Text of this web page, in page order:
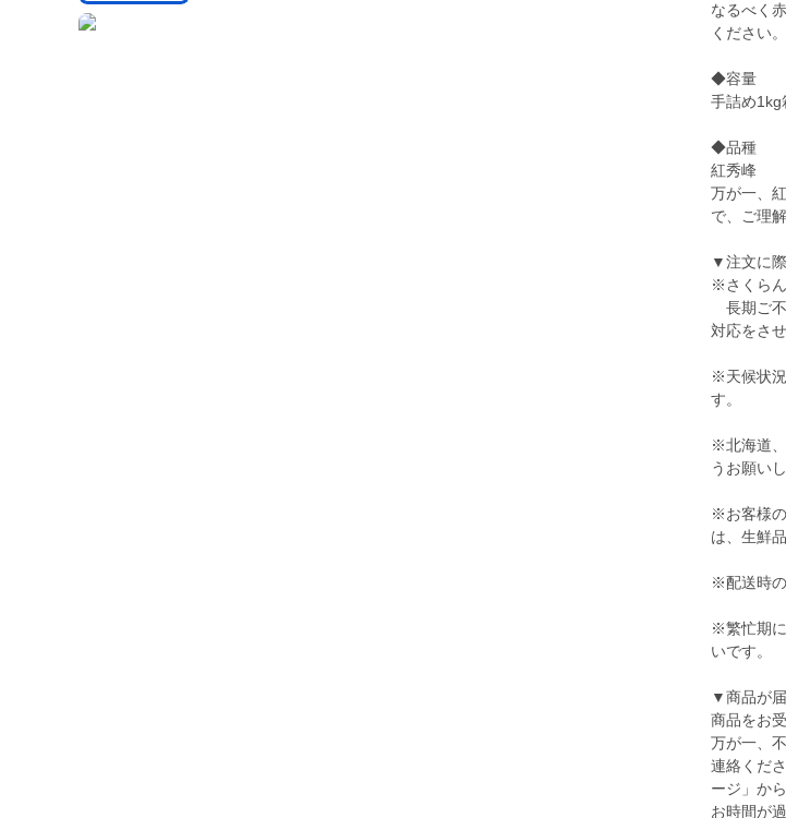
なるべく
ください。
◆容量
手詰め1kg
◆品種
紅秀峰
万が一、
で、ご理
▼注文に
※さくら
長期ご不
対応をさ
※天候状
す。
※北海道
うお願いし
※お客様
は、生鮮
※配送時の
※繁忙期
いです。
▼商品が
商品をお
万が一、
連絡くだ
ージ」か
お時間が